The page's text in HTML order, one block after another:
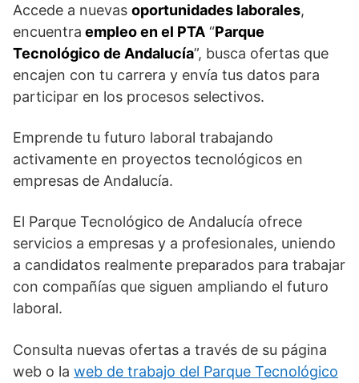
Accede a nuevas oportunidades laborales,
encuentra empleo en el PTA “Parque
Tecnológico de Andalucía”, busca ofertas que
encajen con tu carrera y envía tus datos para
participar en los procesos selectivos.
Emprende tu futuro laboral trabajando
activamente en proyectos tecnológicos en
empresas de Andalucía.
El Parque Tecnológico de Andalucía ofrece
servicios a empresas y a profesionales, uniendo
a candidatos realmente preparados para trabajar
con compañías que siguen ampliando el futuro
laboral.
Consulta nuevas ofertas a través de su página
web o la web de trabajo del Parque Tecnológico